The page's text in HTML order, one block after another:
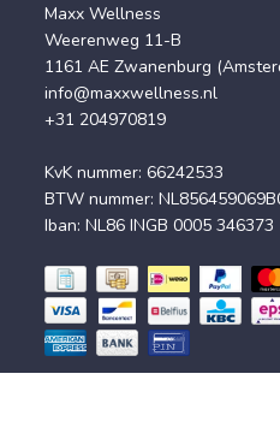
Maxx Wellness
Weerenweg 11-B
1161 AE Zwanenburg
info@maxxwellness.nl
+31 204970819
KvK nummer: 66242533
BTW nummer:
Iban: NL86 INGB 0005 346373